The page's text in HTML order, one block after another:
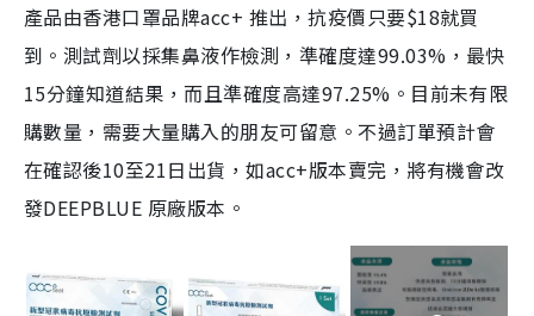
產品由香港口罩品牌acc+ 推出，抗疫價只要$18就買
到。測試劑以採集鼻液作檢測，準確度達99.03%，最快
15分鐘知道結果，而且準確度高達97.25%。目前未有限
購數量，需要大量購入的朋友可留意。不過訂單預計會
在確認後10至21日出貨，如acc+版本賣完，將有機會改
發DEEPBLUE 原廠版本。